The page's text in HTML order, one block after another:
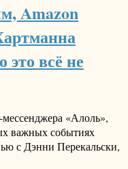
Amazon
это всё не
«Алоль»,
важных событиях
с Дэнни Перекальски,